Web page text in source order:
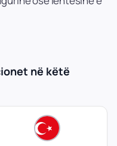
në këtë